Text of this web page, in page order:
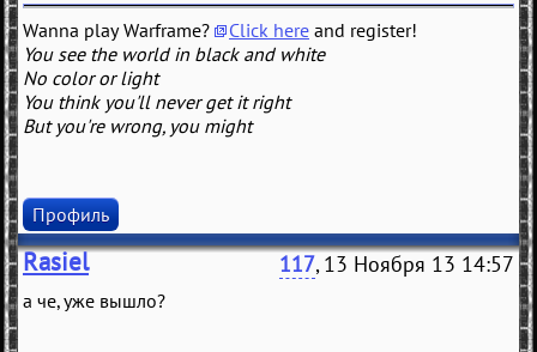
Wanna play Warframe? Click here and register!
You see the world in black and white
No color or light
You think you'll never get it right
But you're wrong, you might
Профиль
Rasiel 117, 13 Ноября 13 14:57
а че, уже вышло?